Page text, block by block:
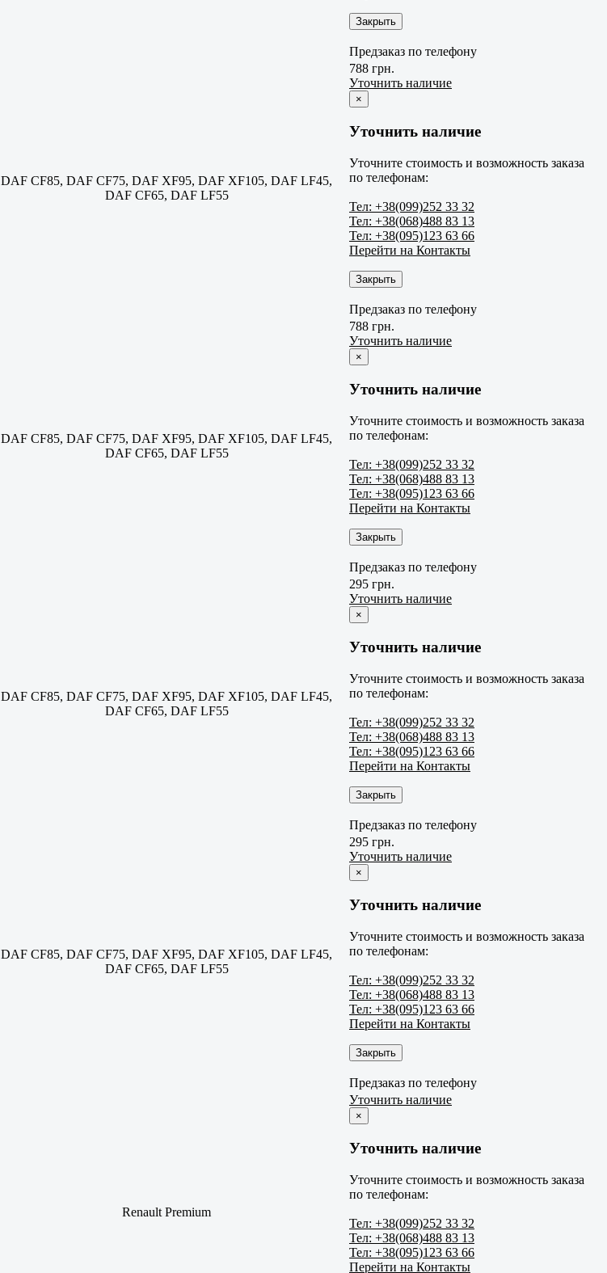
Закрыть
Предзаказ по телефону
DAF CF85, DAF CF75, DAF XF95, DAF XF105, DAF LF45,
DAF CF65, DAF LF55
788 грн.
Уточнить наличие
×
Уточнить наличие
Уточните стоимость и возможность заказа
по телефонам:
Тел: +38(099)252 33 32
Тел: +38(068)488 83 13
Тел: +38(095)123 63 66
Перейти на Контакты
Закрыть
Предзаказ по телефону
DAF CF85, DAF CF75, DAF XF95, DAF XF105, DAF LF45,
DAF CF65, DAF LF55
788 грн.
Уточнить наличие
×
Уточнить наличие
Уточните стоимость и возможность заказа
по телефонам:
Тел: +38(099)252 33 32
Тел: +38(068)488 83 13
Тел: +38(095)123 63 66
Перейти на Контакты
Закрыть
Предзаказ по телефону
DAF CF85, DAF CF75, DAF XF95, DAF XF105, DAF LF45,
DAF CF65, DAF LF55
295 грн.
Уточнить наличие
×
Уточнить наличие
Уточните стоимость и возможность заказа
по телефонам:
Тел: +38(099)252 33 32
Тел: +38(068)488 83 13
Тел: +38(095)123 63 66
Перейти на Контакты
Закрыть
Предзаказ по телефону
DAF CF85, DAF CF75, DAF XF95, DAF XF105, DAF LF45,
DAF CF65, DAF LF55
295 грн.
Уточнить наличие
×
Уточнить наличие
Уточните стоимость и возможность заказа
по телефонам:
Тел: +38(099)252 33 32
Тел: +38(068)488 83 13
Тел: +38(095)123 63 66
Перейти на Контакты
Закрыть
Предзаказ по телефону
Renault Premium
Уточнить наличие
×
Уточнить наличие
Уточните стоимость и возможность заказа
по телефонам:
Тел: +38(099)252 33 32
Тел: +38(068)488 83 13
Тел: +38(095)123 63 66
Перейти на Контакты